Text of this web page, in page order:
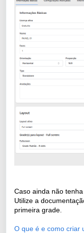
Caso ainda não
Utilize a
primeira grade.
O que é e como criar